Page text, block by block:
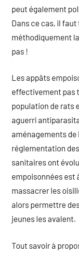
peut également
Dans ce cas, il
méthodiquement
pas !
Les appâts
effectivement pas
population de rats
aguerri
aménagements
réglementation
sanitaires ont
empoisonnées est
massacrer les
alors permettre
jeunes les avalent.
Tout savoir à